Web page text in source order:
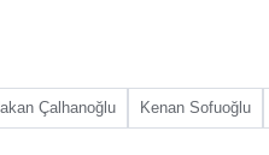
Çalhanoğlu Kenan Sofuoğlu